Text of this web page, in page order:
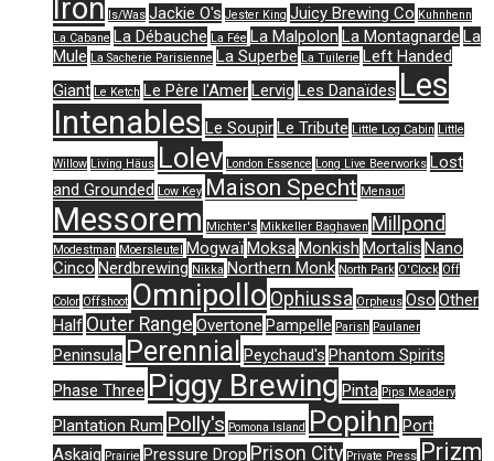
Iron Is/Was Jackie O's Jester King Juicy Brewing Co Kuhnhenn
La Cabane La Débauche La Fée La Malpolon La Montagnarde La
Mule La Sacherie Parisienne La Superbe La Tuilerie Left Handed
Giant Le Ketch Le Père l'AmerLervig Les Danaïdes Les
Intenables Le SoupirLe Tribute Little Log Cabin Little
Willow Living Häus Lolev London Essence Long Live Beerworks Lost
and Grounded Low Key Maison Specht Menaud
Messorem Michter's Mikkeller Baghaven Millpond
Modestman Moersleutel MogwaïMoksaMonkish Mortalis Nano
Cinco Nerdbrewing Nikka Northern Monk North Park O'Clock Off
Color Offshoot Omnipollo Ophiussa Orpheus Oso Other
Half Outer Range Overtone Pampelle Parish Paulaner
Peninsula Perennial Peychaud's Phantom Spirits
Phase Three Piggy Brewing Pinta Pips Meadery
Plantation Rum Polly's Pomona Island Popihn Port
Askaig Prairie Pressure Drop Prison City Private Press Prizm